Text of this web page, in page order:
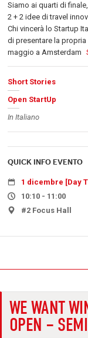
Siamo ai quarti di
2 + 2 idee di travel
Chi vincerà lo Startup
di presentare la propria
maggio a Amsterdam
Short Stories
Open StartUp
In Italiano
QUICK INFO EVENTO
1 dicembre [Day
10:10 - 11:00
#2 Focus Hall
WE WANT
OPEN –